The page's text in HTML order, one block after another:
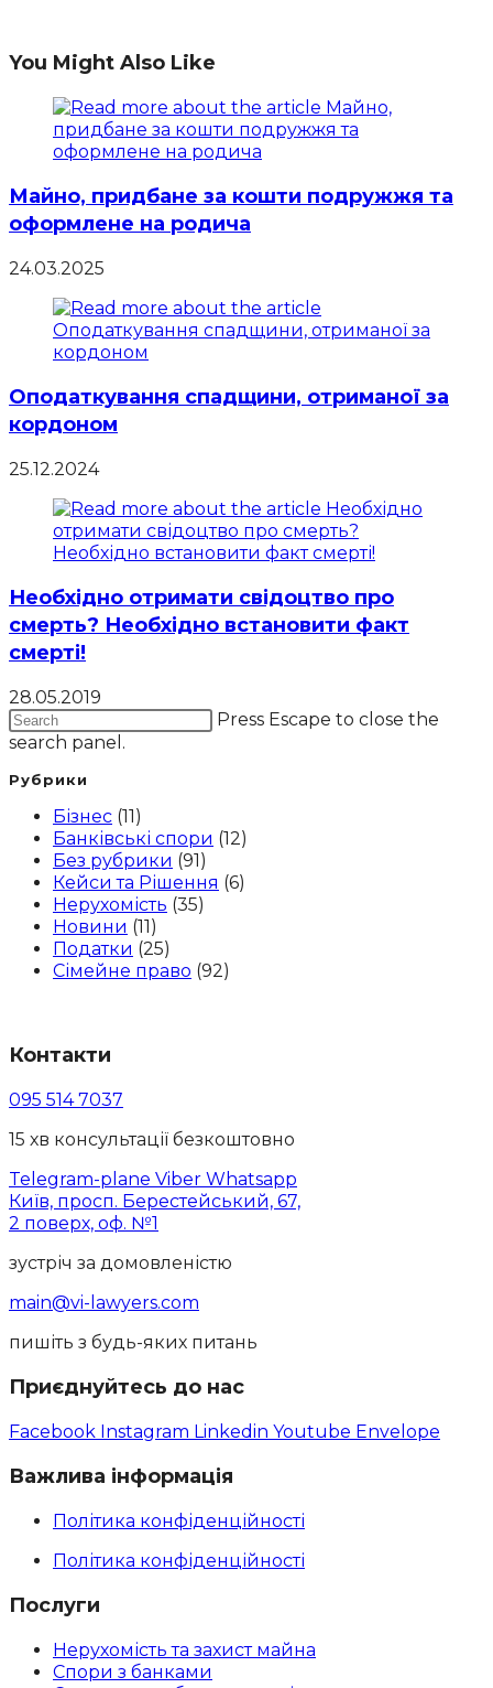
You Might Also Like
Майно, придбане за кошти подружжя та
оформлене на родича
24.03.2025
Оподаткування спадщини, отриманої за
кордоном
25.12.2024
Необхідно отримати свідоцтво про
смерть? Необхідно встановити факт
смерті!
28.05.2019
Press Escape to close the
search panel.
Рубрики
Бізнес (11)
Банківські спори (12)
Без рубрики (91)
Кейси та Рішення (6)
Нерухомість (35)
Новини (11)
Податки (25)
Сімейне право (92)
Контакти
095 514 7037
15 хв консультації безкоштовно
Telegram-plane Viber Whatsapp
Київ, просп. Берестейський, 67,
2 поверх, оф. №1
зустріч за домовленістю
main@vi-lawyers.com
пишіть з будь-яких питань
Приєднуйтесь до нас
Facebook Instagram Linkedin Youtube Envelope
Важлива інформація
Політика конфіденційності
Політика конфіденційності
Послуги
Нерухомість та захист майна
Спори з банками